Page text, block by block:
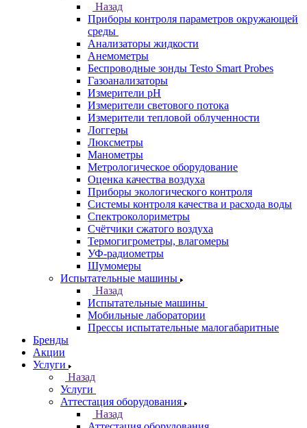
Назад
Приборы контроля параметров окружающей
среды
Анализаторы жидкости
Анемометры
Беспроводные зонды Testo Smart Probes
Газоанализаторы
Измерители pH
Измерители светового потока
Измерители тепловой облученности
Логгеры
Люксметры
Манометры
Метрологическое оборудование
Оценка качества воздуха
Приборы экологического контроля
Системы контроля качества и расхода воды
Спектроколориметры
Счётчики сжатого воздуха
Термогигрометры, влагомеры
УФ-радиометры
Шумомеры
Испытательные машины
Назад
Испытательные машины
Мобильные лаборатории
Прессы испытательные малогабаритные
Бренды
Акции
Услуги
Назад
Услуги
Аттестация оборудования
Назад